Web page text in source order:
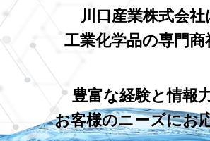
川口産業株式会社
工業化学品の専門商
豊富な経験と情報
お客様のニーズにお